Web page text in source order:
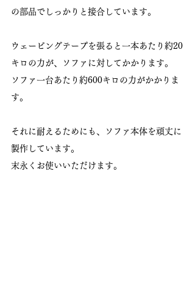
の部品でしっかりと接合しています。
ウェービングテープを張ると一本あたり約20
キロの力が、ソファに対してかかります。
ソファ一台あたり約600キロの力がかかりま
す。
それに耐えるためにも、ソファ本体を頑丈に
製作しています。
末永くお使いいただけます。